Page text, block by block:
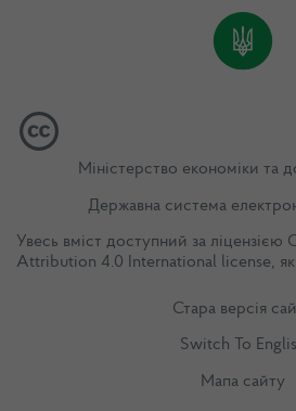
Міністерство економіки та
Державна система
Увесь вміст доступний за ліцензією
Attribution 4.0 International license,
Стара версія
Switch To
Мапа сайту